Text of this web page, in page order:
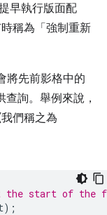
早執行版面配
稱為「強制重新
將先前影格中的
詢。舉例來說，
們稱之為
the start of the
);